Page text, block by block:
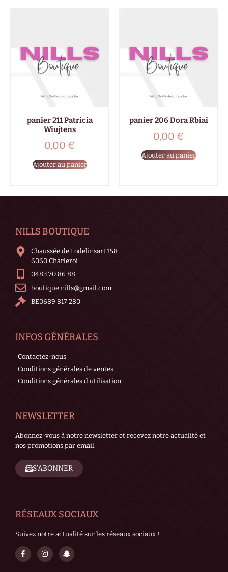
panier 211 Patricia
Wiujtens
0,00 €
Ajouter au panier
panier 206 Dora Rbiai
0,00 €
Ajouter au panier
NILLS BOUTIQUE
Chaussée de Lodelinsart 158,
6060 Charleroi
0483 70 86 88
boutique.nills@gmail.com
BE0689 817 280
INFOS GÉNÉRALES
Contactez-nous
Conditions générales de ventes
Conditions générales d'utilisation
NEWSLETTER
Abonnez-vous à notre newsletter et recevez notre actualité et
nos promotions par email.
S'ABONNER
RÉSEAUX SOCIAUX
Suivez notre actualité sur les réseaux sociaux !